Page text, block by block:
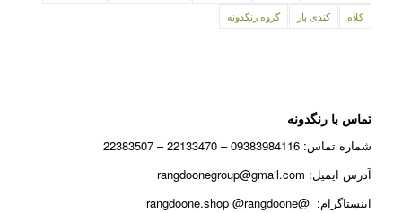
کلاه
کندی بار گروه رنگدونه
تماس با رنگدونه
شماره تماس: 09383984116 – 22133470 – 22383507
آدرس ایمیل: rangdoonegroup@gmail.com
اینستاگرام: @rangdoone.shop @rangdoone